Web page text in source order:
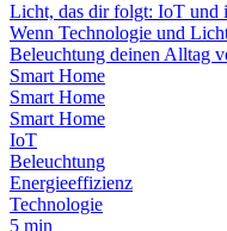
Licht, das dir folgt: IoT und
Wenn Technologie und
Beleuchtung deinen Alltag
Smart Home
Smart Home
Smart Home
IoT
Beleuchtung
Energieeffizienz
Technologie
5 min